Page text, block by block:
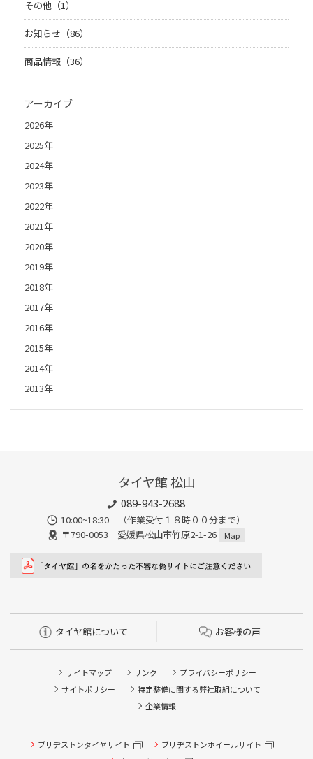
その他（1）
お知らせ（86）
商品情報（36）
アーカイブ
2026年
2025年
2024年
2023年
2022年
2021年
2020年
2019年
2018年
2017年
2016年
2015年
2014年
2013年
タイヤ館 松山
089-943-2688
10:00~18:30 （作業受付１８時００分まで）
〒790-0053 愛媛県松山市竹原2-1-26
Map
タイヤ館について お客様の声
サイトマップ リンク
プライバシーポリシー
サイトポリシー
特定整備に関する弊社取組について
企業情報
ブリヂストンタイヤサイト
ブリヂストンホイールサイト
タイヤ点検・安全点検/タイヤ履き替え/オイル交換/その他